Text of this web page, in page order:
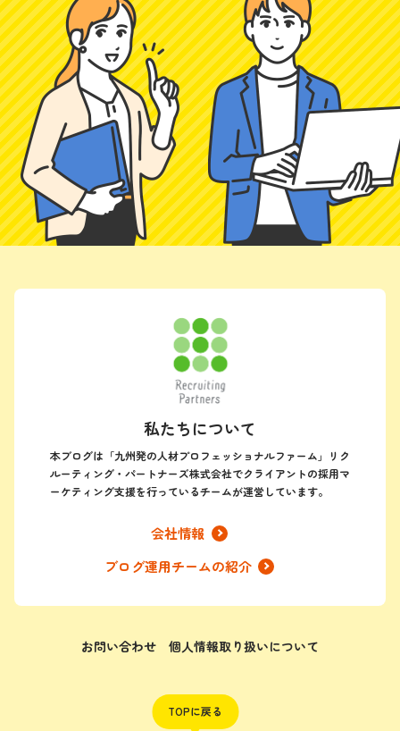
私たちについて
本ブログは「九州発の人材プロフェッショナルファーム」リク
ルーティング・パートナーズ株式会社でクライアントの採用マ
ーケティング支援を行っているチームが運営しています。
会社情報
ブログ運用チームの紹介
お問い合わせ 個人情報取り扱いについて
TOPに戻る